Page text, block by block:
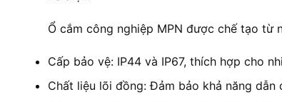
Ổ cắm công nghiệp MPN được chế tạo từ
Cấp bảo vệ: IP44 và IP67, thích hợp cho
Chất liệu lõi đồng: Đảm bảo khả năng